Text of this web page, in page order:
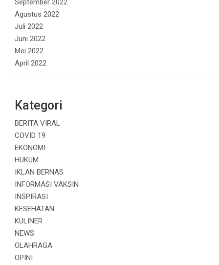
September 2022
Agustus 2022
Juli 2022
Juni 2022
Mei 2022
April 2022
Kategori
BERITA VIRAL
COVID 19
EKONOMI
HUKUM
IKLAN BERNAS
INFORMASI VAKSIN
INSPIRASI
KESEHATAN
KULINER
NEWS
OLAHRAGA
OPINI